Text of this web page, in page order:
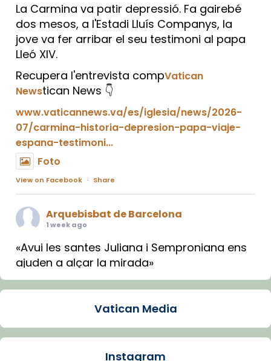
La Carmina va patir depressió. Fa gairebé
dos mesos, a l'Estadi Lluís Companys, la
jove va fer arribar el seu testimoni al papa
Lleó XIV.
Recupera l'entrevista compVatican
Newstican News 👇
www.vaticannews.va/es/iglesia/news/2026-
07/carmina-historia-depresion-papa-viaje-
espana-testimoni...
Foto
View on Facebook · Share
Arquebisbat de Barcelona
1 week ago
«Avui les santes Juliana i Semproniana ens
ajuden a alçar la mirada»
Mons. Sergi Gordo, bisbe de Tortosa, ha
Santes de Mataró.
🔗tinyurl.com/cvu5jmbk
Vatican Media
Instagram